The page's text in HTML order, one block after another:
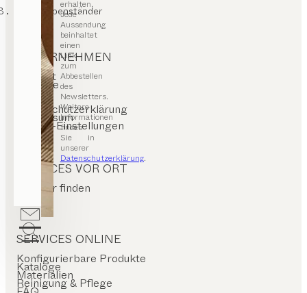
erhalten.
Jede
Aussendung
beinhaltet
einen
Link
zum
Abbestellen
des
Newsletters.
Weitere
Informationen
finden
Sie in
unserer
Datenschutzerklärung.
Garderobenständer
UNTERNEHMEN
Kontakt
Karriere
Presse
Datenschutzerklärung
Impressum
Cookie-Einstellungen
SERVICES VOR ORT
Händler finden
Stores
SERVICES ONLINE
Konfigurierbare Produkte
Kataloge
Materialien
Reinigung & Pflege